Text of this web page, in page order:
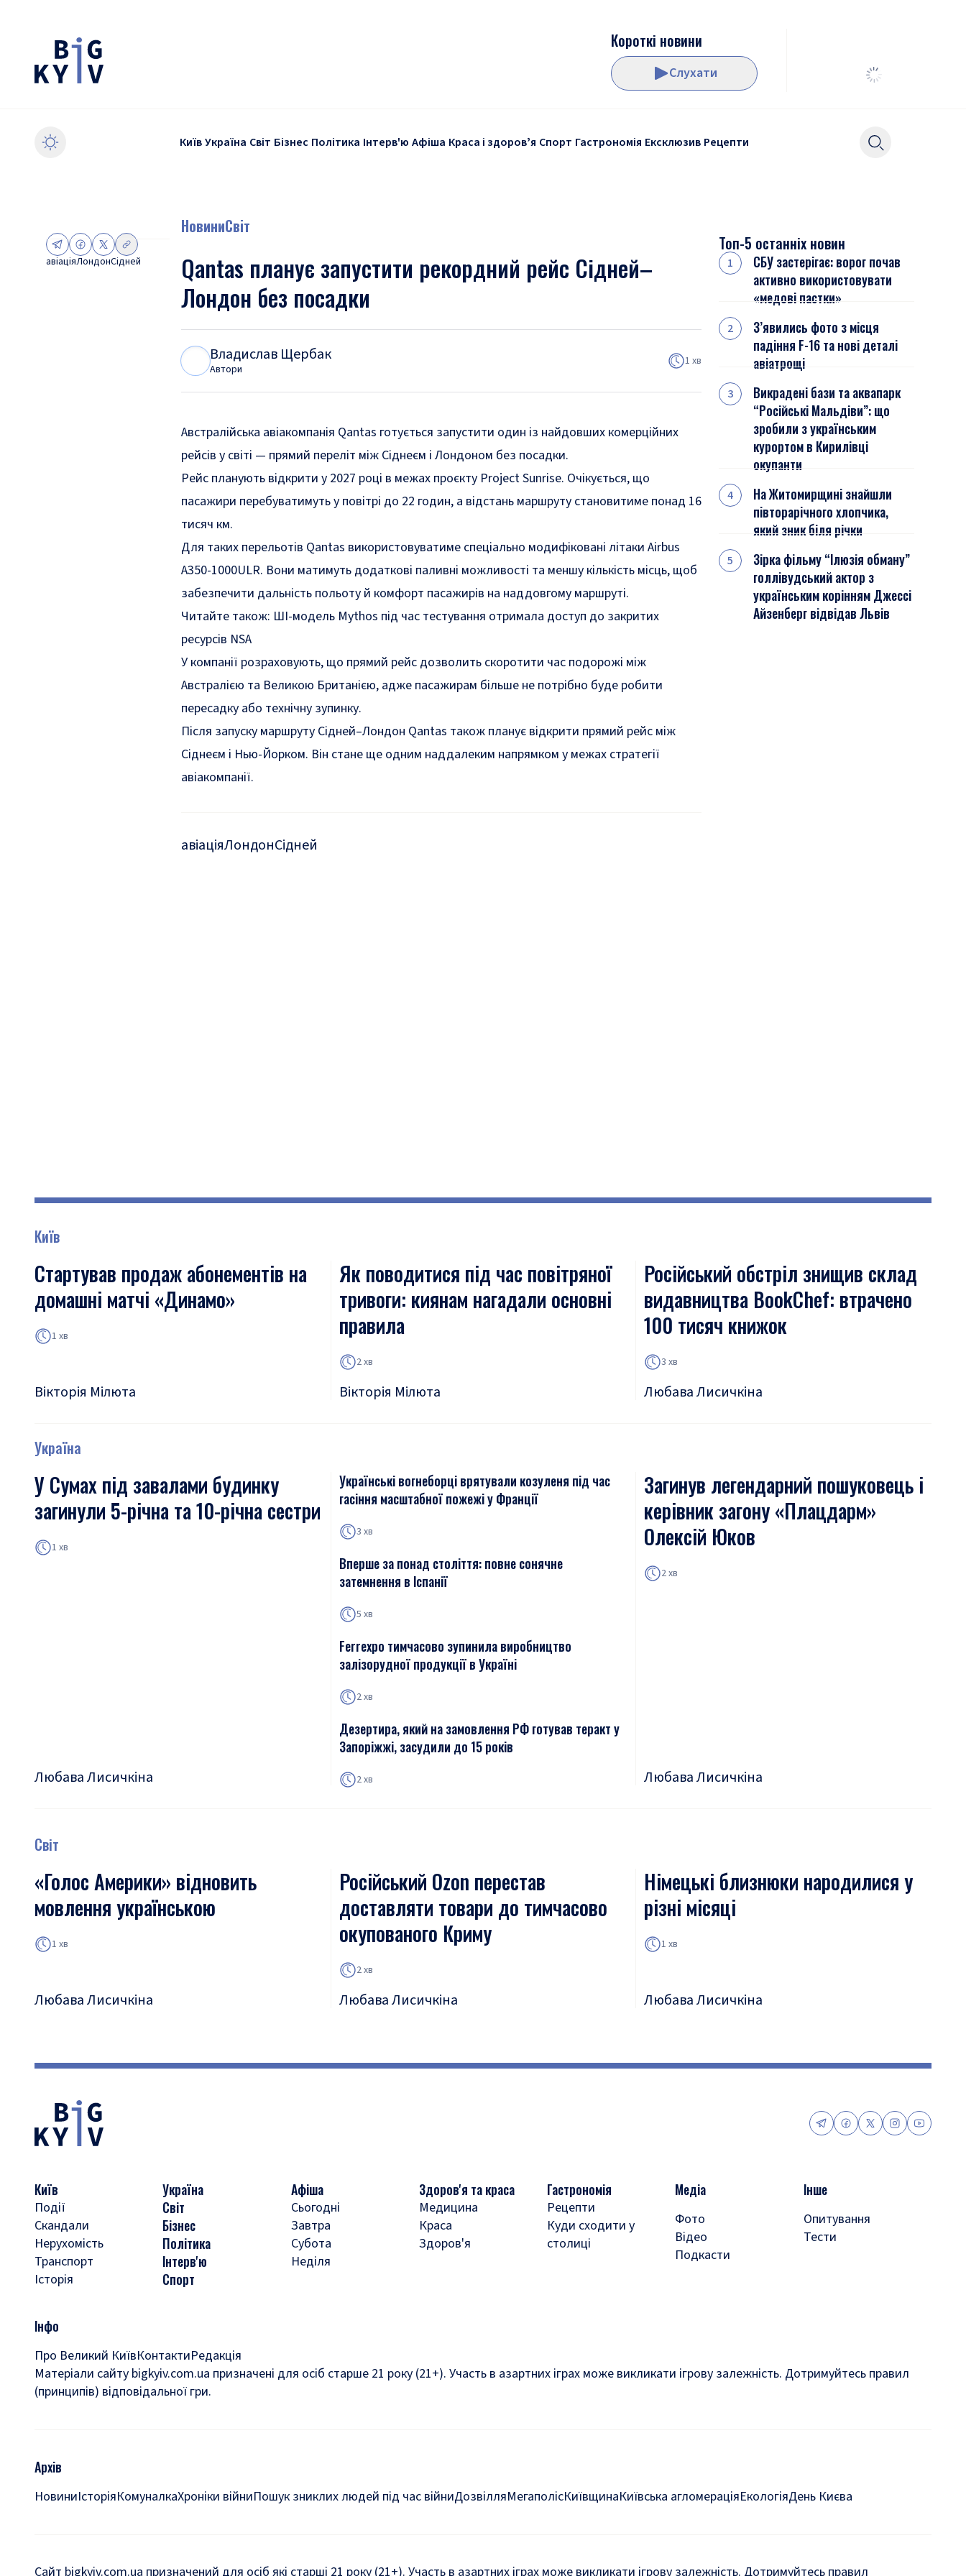
Короткі новини
Слухати
КиївУкраїна Світ Бізнес Політика Інтерв'ю Афіша Краса і здоровʼя Спорт Гастрономія Ексклюзив Рецепти
авіаціяЛондонСідней
НовиниСвіт
Qantas планує запустити рекордний рейс Сідней–
Лондон без посадки
Владислав Щербак
Автори
1 хв
Австралійська авіакомпанія Qantas готується запустити один із найдовших комерційних
рейсів у світі — прямий переліт між Сіднеєм і Лондоном без посадки.
Рейс планують відкрити у 2027 році в межах проєкту Project Sunrise. Очікується, що
пасажири перебуватимуть у повітрі до 22 годин, а відстань маршруту становитиме понад 16
тисяч км.
Для таких перельотів Qantas використовуватиме спеціально модифіковані літаки Airbus
A350-1000ULR. Вони матимуть додаткові паливні можливості та меншу кількість місць, щоб
забезпечити дальність польоту й комфорт пасажирів на наддовгому маршруті.
Читайте також: ШІ-модель Mythos під час тестування отримала доступ до закритих
ресурсів NSA
У компанії розраховують, що прямий рейс дозволить скоротити час подорожі між
Австралією та Великою Британією, адже пасажирам більше не потрібно буде робити
пересадку або технічну зупинку.
Після запуску маршруту Сідней–Лондон Qantas також планує відкрити прямий рейс між
Сіднеєм і Нью-Йорком. Він стане ще одним наддалеким напрямком у межах стратегії
авіакомпанії.
авіаціяЛондонСідней
Топ-5 останніх новин
СБУ застерігає: ворог почав
активно використовувати
«медові пастки»
З’явились фото з місця
падіння F-16 та нові деталі
авіатрощі
Викрадені бази та аквапарк
“Російські Мальдіви”: що
зробили з українським
курортом в Кирилівці
окупанти
На Житомирщині знайшли
півторарічного хлопчика,
який зник біля річки
Зірка фільму “Ілюзія обману”
голлівудський актор з
українським корінням Джессі
Айзенберг відвідав Львів
Київ
Стартував продаж абонементів на
домашні матчі «Динамо»
1 хв
Вікторія Мілюта
Як поводитися під час повітряної
тривоги: киянам нагадали основні
правила
2 хв
Вікторія Мілюта
Російський обстріл знищив склад
видавництва BookChef: втрачено
100 тисяч книжок
3 хв
Любава Лисичкіна
Україна
У Сумах під завалами будинку
загинули 5-річна та 10-річна сестри
1 хв
Любава Лисичкіна
Українські вогнеборці врятували козуленя під час
гасіння масштабної пожежі у Франції
3 хв
Вперше за понад століття: повне сонячне
затемнення в Іспанії
5 хв
Ferrexpo тимчасово зупинила виробництво
залізорудної продукції в Україні
2 хв
Дезертира, який на замовлення РФ готував теракт у
Запоріжжі, засудили до 15 років
2 хв
Загинув легендарний пошуковець і
керівник загону «Плацдарм»
Олексій Юков
2 хв
Любава Лисичкіна
Світ
«Голос Америки» відновить
мовлення українською
1 хв
Любава Лисичкіна
Російський Ozon перестав
доставляти товари до тимчасово
окупованого Криму
2 хв
Любава Лисичкіна
Німецькі близнюки народилися у
різні місяці
1 хв
Любава Лисичкіна
Київ
Події
Скандали
Нерухомість
Транспорт
Історія
Україна
Світ
Бізнес
Політика
Інтерв'ю
Спорт
Афіша
Сьогодні
Завтра
Субота
Неділя
Здоров'я та краса
Медицина
Краса
Здоров'я
Гастрономія
Рецепти
Куди сходити у
столиці
Медіа
Фото
Відео
Подкасти
Інше
Опитування
Тести
Інфо
Про Великий КиївКонтактиРедакція
Матеріали сайту bigkyiv.com.ua призначені для осіб старше 21 року (21+). Участь в азартних іграх може викликати ігрову залежність. Дотримуйтесь правил
(принципів) відповідальної гри.
Архів
НовиниІсторіяКомуналкаХроніки війниПошук зниклих людей під час війниДозвілляМегаполісКиївщинаКиївська агломераціяЕкологіяДень Києва
Сайт bigkyiv.com.ua призначений для осіб які старші 21 року (21+). Участь в азартних іграх може викликати ігрову залежність. Дотримуйтесь правил